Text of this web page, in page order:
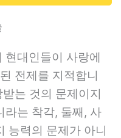
현대인들이 사랑에
전제를 지적합니
는 것의 문제이지
라는 착각, 둘째, 사
능력의 문제가 아니